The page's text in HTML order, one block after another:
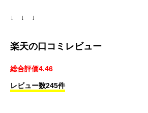
↓ ↓ ↓
楽天の口コミレビュー
総合評価4.46
レビュー数245件